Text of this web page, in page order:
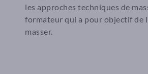
les approches techniques de
formateur qui a pour objectif de
masser.